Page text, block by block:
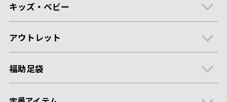
キッズ・ベビー
アウトレット
福助足袋